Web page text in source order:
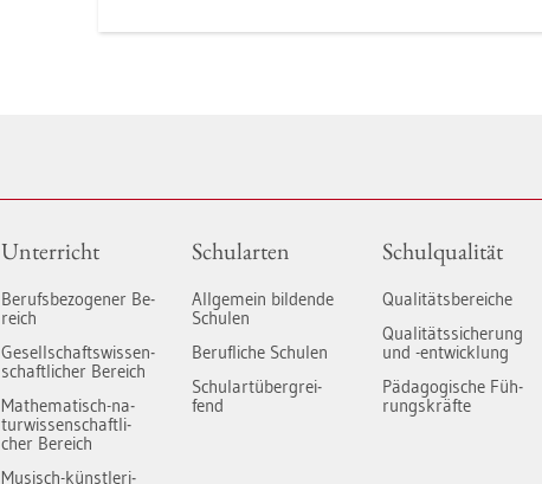
Un­ter­richt
Be­rufs­be­zo­ge­ner Be­
reich
Ge­sell­schafts­wis­sen­
schaft­li­cher Be­reich
Ma­the­ma­tisch-na­
tur­wis­sen­schaft­li­
cher Be­reich
Mu­sisch-künst­le­ri­
Schul­ar­ten
All­ge­mein bil­den­de
Schu­len
Be­ruf­li­che Schu­len
Schul­art­über­grei­
fend
Schul­qua­li­tät
Qua­li­täts­be­rei­che
Qua­li­täts­si­che­rung
und -ent­wick­lung
Päd­ago­gi­sche Füh­
rungs­kräf­te